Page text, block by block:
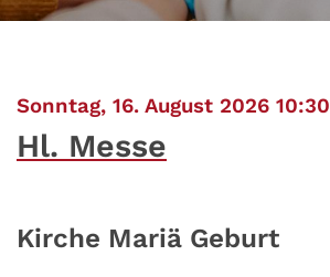
Sonntag, 16. August 2026 10:30
Hl. Messe
Kirche Mariä Geburt